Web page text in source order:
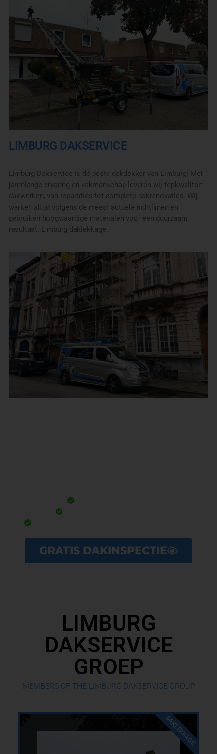
LIMBURG DAKSERVICE
Limburg Dakservice is dé beste dakdekker van Limburg! Met
jarenlange ervaring en vakmanschap leveren wij topkwaliteit
dakwerken, van reparaties tot complete dakrenovaties. Wij
werken altijd volgens de meest actuele richtlijnen en
gebruiken hoogwaardige materialen voor een duurzaam
resultaat. Limburg daklekkage.
GRATIS DAKINSPECTIE
LIMBURG
DAKSERVICE
GROEP
MEMBERS OF THE LIMBURG DAKSERVICE GROUP
DAKLEKKAGE